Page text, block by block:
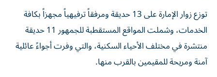
توزع زوار الإمارة على 13 حديقة ومرفقاً ترفيهياً مجهزاً بكافة
الخدمات، وشملت المواقع المستقطبة للجمهور 11 حديقة
منتشرة في مختلف الأحياء السكنية، والتي وفرت أجواءً عائلية
آمنة ومريحة للمقيمين بالقرب منها.